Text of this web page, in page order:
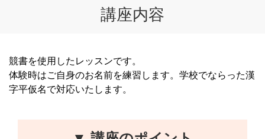
講座内容
競書を使用したレッスンです。
体験時はご自身のお名前を練習します。学校でならった漢
字平仮名で対応いたします。